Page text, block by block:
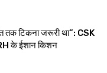
तक टिकना जरूरी था”: CSK
के ईशान किशन